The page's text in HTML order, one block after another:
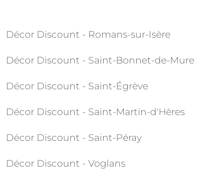
Décor Discount - Romans-sur-Isère
Décor Discount - Saint-Bonnet-de-Mure
Décor Discount - Saint-Égrève
Décor Discount - Saint-Martin-d'Hères
Décor Discount - Saint-Péray
Décor Discount - Voglans